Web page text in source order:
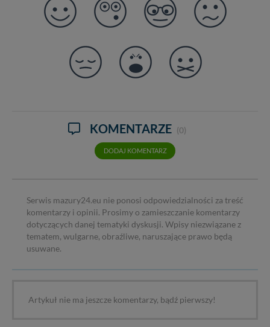
KOMENTARZE (0)
DODAJ KOMENTARZ
Serwis mazury24.eu nie ponosi odpowiedzialności za treść
komentarzy i opinii. Prosimy o zamieszczanie komentarzy
dotyczących danej tematyki dyskusji. Wpisy niezwiązane z
tematem, wulgarne, obraźliwe, naruszające prawo będą
usuwane.
Artykuł nie ma jeszcze komentarzy, bądź pierwszy!
tych plików - w pewnych przypadkach nie możemy tego
zrobić za Ciebie.
Dziękujemy, i życzmy miłego odkrywania Mazur na